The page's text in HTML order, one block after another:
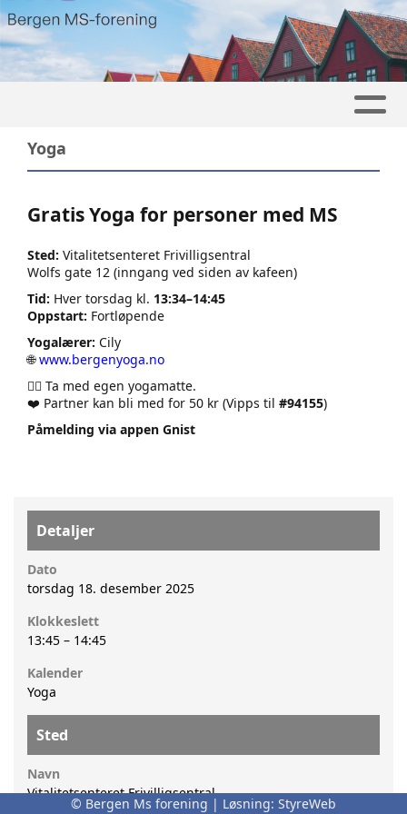
Yoga
Gratis Yoga for personer med MS
Sted: Vitalitetsenteret Frivilligsentral
Wolfs gate 12 (inngang ved siden av kafeen)
Tid: Hver torsdag kl. 13:34–14:45
Oppstart: Fortløpende
Yogalærer: Cily
🌐www.bergenyoga.no
🧘‍♀️ Ta med egen yogamatte.
❤️ Partner kan bli med for 50 kr (Vipps til #94155)
Påmelding via appen Gnist
Detaljer
Dato
torsdag 18. desember 2025
Klokkeslett
13:45 – 14:45
Kalender
Yoga
Sted
Navn
Vitalitetsenteret Frivilligsentral
© Bergen Ms forening | Løsning: StyreWeb